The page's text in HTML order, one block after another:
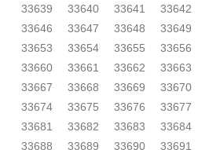
33639
33640 33641 33642
33646
33647 33648 33649
33653
33654 33655 33656
33660
33661 33662 33663
33667
33668 33669 33670
33674
33675 33676 33677
33681
33682 33683 33684
33688
33689 33690 33691